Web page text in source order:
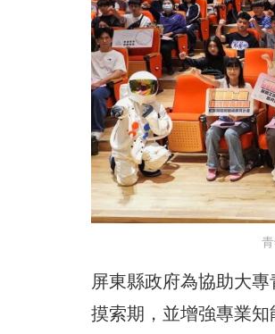
屏東縣政府為協助大
摸索期，並增強專業